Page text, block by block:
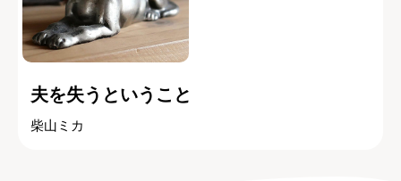
夫を失うということ
柴山ミカ